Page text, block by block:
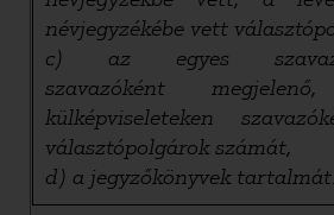
névjegyzékébe vett
c) az egyes
szavazóként
külképviseleteken
választópolgárok számát,
d) a jegyzőkönyvek tartalmát.